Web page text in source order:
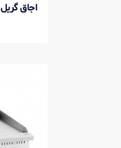
اجاق گریل 60 سانت فردار با shelf